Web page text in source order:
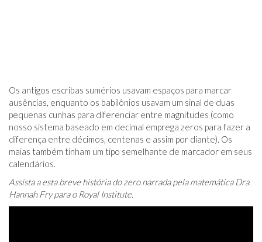
Os antigos escribas sumérios usavam espaços para marcar
ausências, enquanto os babilônios usavam um sinal de duas
pequenas cunhas para diferenciar entre magnitudes (como
nosso sistema baseado em decimal emprega zeros para fazer a
diferença entre décimos, centenas e assim por diante). Os
maias também tinham um tipo semelhante de marcador em seus
calendários.
Assista a esta breve história do zero narrada pela matemática Dra.
Hannah Fry para o Royal Institute.